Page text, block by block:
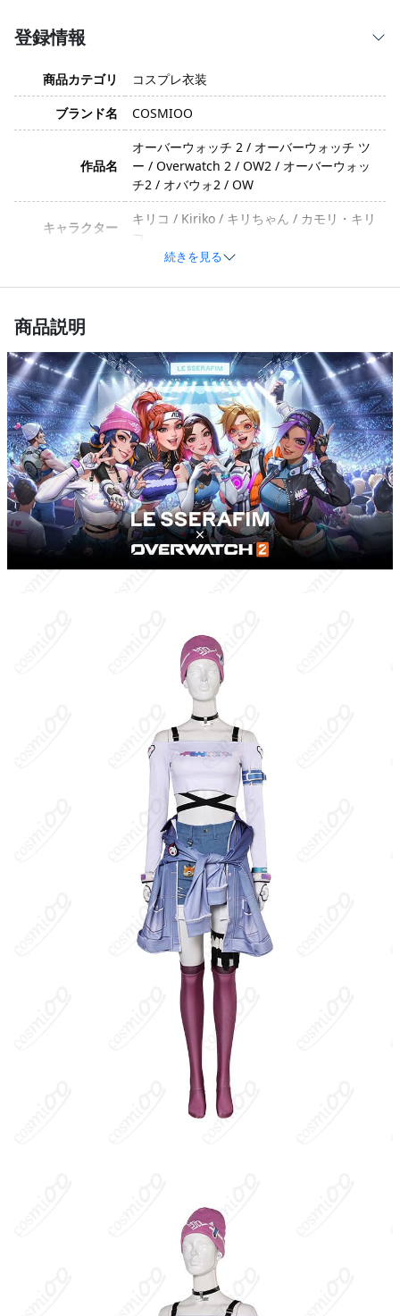
登録情報
商品カテゴリ
コスプレ衣装
ブランド名
COSMIOO
作品名
オーバーウォッチ 2 / オーバーウォッチ ツ
ー / Overwatch 2 / OW2 / オーバーウォッ
チ2 / オバウォ2 / OW
キャラクター
キリコ / Kiriko / キリちゃん / カモリ・キリ
コ
イメージ
シュ・忍者/和風要素あり」「衣装バージョ
素材
绒（素材は生産バッチや技術の進化により
変更される可能性があります）
セット内容
帽子、トップス、ショートパンツ、手袋、
靴下、シャツ（セット内容は生産バッチに
よって異なる場合があります）
サイズ
S、M、L
発送予定
加工に7～15営業日、配送に5～7営業日（※
土日祝除く）、合計で12～22営業日程度で
お届け
コスプレイベント、写真撮影、舞台、公
演、ハロウィン、アニメコン、パーティー
ハンガーに吊るす、収納ケースに入れる、
衣装袋に保管
新品未使用
手洗い推奨、漂白不可
キリコは『オーバーウォッチ 2』のサポートヒーロー。日本の
街・金坂（Kanezaka）の神社に縁を持つ若き守護者で、巫女とし
て学んだ治癒の術と、忍術仕込みの機動力を併せ持つ。能力は、
味方を回復する“お札（Healing Ofuda）”、高クリティカル倍率
の“クナイ”、味方の無敵・浄化を付与する“鈴（Protection
Suzu）”、味方へ瞬時に駆け付ける“瞬歩（Swift Step）”、狐の精
霊を呼び前進路で味方を強化する“狐走り（Kitsune Rush）”な
ど。柔軟な立ち回りと瞬発的な支援でチームを支える。
：誇り高い守護者として人々を支え、迅速な判
断と俊敏な身のこなしで危機を切り抜ける。伝統と現代性を併せ
持つスタイリッシュな装いと、仲間思いの温かさが魅力。
続きを見る
商品説明